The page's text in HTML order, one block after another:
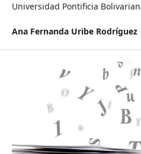
Universidad Pontificia
Ana Fernanda Uribe Rodríguez